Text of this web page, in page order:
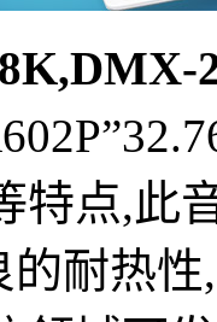
特点,此
耐热